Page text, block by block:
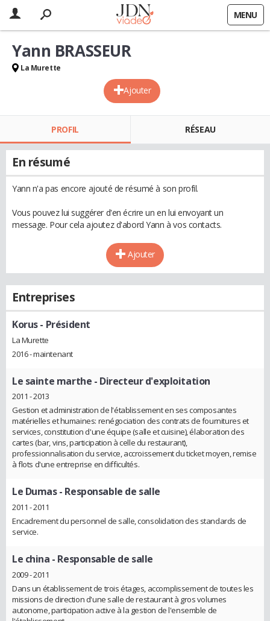
MENU
Ajouter
Yann BRASSEUR
La Murette
PROFIL RÉSEAU
En résumé
Yann n'a pas encore ajouté de résumé à son profil.
Vous pouvez lui suggérer d'en écrire un en lui envoyant un
message. Pour cela ajoutez d'abord Yann à vos contacts.
Ajouter
Entreprises
Korus- Président
La Murette
2016 - maintenant
Le sainte marthe - Directeur d'exploitation
2011 - 2013
Gestion et administration de l'établissement en ses composantes
matérielles et humaines: renégociation des contrats de fournitures et
services, constitution d'une équipe (salle et cuisine), élaboration des
cartes (bar, vins, participation à celle du restaurant),
professionnalisation du service, accroissement du ticket moyen, remise
à flots d'une entreprise en difficultés.
Le Dumas- Responsable de salle
2011 - 2011
Encadrement du personnel de salle, consolidation des standards de
service.
Le china - Responsable de salle
2009 - 2011
Dans un établissement de trois étages, accomplissement de toutes les
missions de direction d'une salle de restaurant à gros volumes
autonome, participation active à la gestion de l'ensemble de